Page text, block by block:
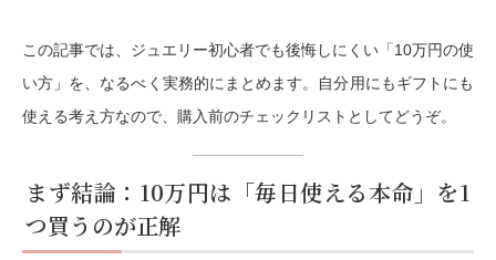
この記事では、ジュエリー初心者でも後悔しにくい「10万円の使
い方」を、なるべく実務的にまとめます。自分用にもギフトにも
使える考え方なので、購入前のチェックリストとしてどうぞ。
まず結論：10万円は「毎日使える本命」を1
つ買うのが正解